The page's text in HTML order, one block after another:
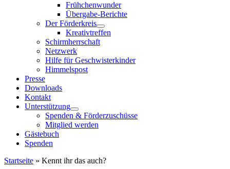
Frühchenwunder
Übergabe-Berichte
Der Förderkreis
Kreativtreffen
Schirmherrschaft
Netzwerk
Hilfe für Geschwisterkinder
Himmelspost
Presse
Downloads
Kontakt
Unterstützung
Spenden & Förderzuschüsse
Mitglied werden
Gästebuch
Spenden
Startseite » Kennt ihr das auch?